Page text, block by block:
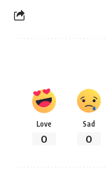
Love
0
Sad
0